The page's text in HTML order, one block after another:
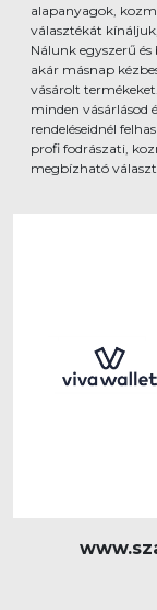
alapanyagok,
választékát
Nálunk egyszerű
akár másnap
vásárolt
minden vásárlásod
rendeléseidnél
profi fodrászati,
megbízható